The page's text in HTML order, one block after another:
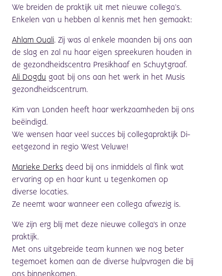
We breiden de praktijk uit met nieuwe collega’s.
Enkelen van u hebben al kennis met hen gemaakt:
Ahlam Ouali. Zij was al enkele maanden bij ons aan
de slag en zal nu haar eigen spreekuren houden in
de gezondheidscentra Presikhaaf en Schuytgraaf.
Ali Dogdu gaat bij ons aan het werk in het Musis
gezondheidscentrum.
Kim van Londen heeft haar werkzaamheden bij ons
beëindigd.
We wensen haar veel succes bij collegapraktijk Di-
eetgezond in regio West Veluwe!
Marieke Derks deed bij ons inmiddels al flink wat
ervaring op en haar kunt u tegenkomen op
diverse locaties.
Ze neemt waar wanneer een collega afwezig is.
We zijn erg blij met deze nieuwe collega's in onze
praktijk.
Met ons uitgebreide team kunnen we nog beter
tegemoet komen aan de diverse hulpvragen die bij
ons binnenkomen.